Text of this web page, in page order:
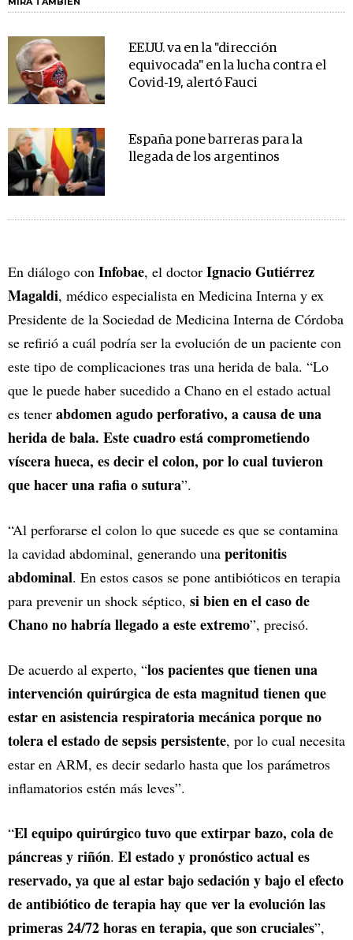
EE.UU. va en la "dirección
equivocada" en la lucha contra el
Covid-19, alertó Fauci
España pone barreras para la
llegada de los argentinos
En diálogo con Infobae, el doctor Ignacio Gutiérrez
Magaldi, médico especialista en Medicina Interna y ex
Presidente de la Sociedad de Medicina Interna de Córdoba
se refirió a cuál podría ser la evolución de un paciente con
este tipo de complicaciones tras una herida de bala. “Lo
que le puede haber sucedido a Chano en el estado actual
es tener abdomen agudo perforativo, a causa de una
herida de bala. Este cuadro está comprometiendo
víscera hueca, es decir el colon, por lo cual tuvieron
que hacer una rafia o sutura”.
“Al perforarse el colon lo que sucede es que se contamina
la cavidad abdominal, generando una peritonitis
abdominal. En estos casos se pone antibióticos en terapia
para prevenir un shock séptico, si bien en el caso de
Chano no habría llegado a este extremo”, precisó.
De acuerdo al experto, “los pacientes que tienen una
intervención quirúrgica de esta magnitud tienen que
estar en asistencia respiratoria mecánica porque no
tolera el estado de sepsis persistente, por lo cual necesita
estar en ARM, es decir sedarlo hasta que los parámetros
inflamatorios estén más leves”.
“El equipo quirúrgico tuvo que extirpar bazo, cola de
páncreas y riñón. El estado y pronóstico actual es
reservado, ya que al estar bajo sedación y bajo el efecto
de antibiótico de terapia hay que ver la evolución las
primeras 24/72 horas en terapia, que son cruciales”,